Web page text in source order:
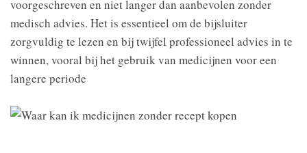
voorgeschreven en niet langer dan aanbevolen zonder
medisch advies. Het is essentieel om de bijsluiter
zorgvuldig te lezen en bij twijfel professioneel advies in te
winnen, vooral bij het gebruik van medicijnen voor een
langere periode